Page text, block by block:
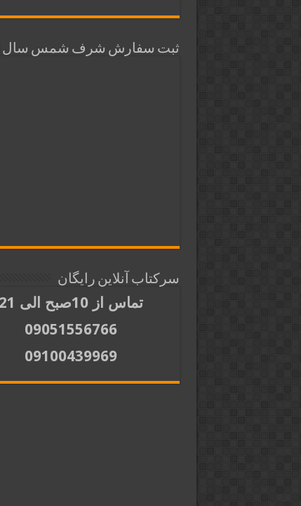
ثبت سفارش شرف شمس سال 1405
سرکتاب آنلاین رایگان
تماس از 10صبح الی 21
09051556766
09100439969